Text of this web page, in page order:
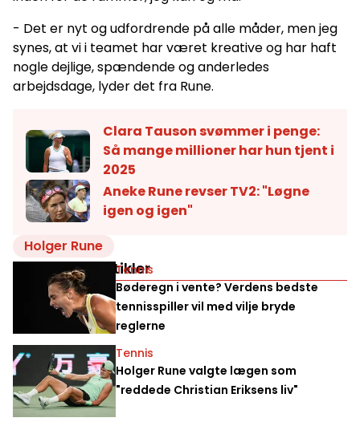
- Det er nyt og udfordrende på alle måder, men jeg
synes, at vi i teamet har været kreative og har haft
nogle dejlige, spændende og anderledes
arbejdsdage, lyder det fra Rune.
Clara Tauson svømmer i penge:
Så mange millioner har hun tjent i
2025
Aneke Rune revser TV2: "Løgne
igen og igen"
Holger Rune
Relaterede artikler
Tennis
Bøderegn i vente? Verdens bedste
tennisspiller vil med vilje bryde
reglerne
Tennis
Holger Rune valgte lægen som
"reddede Christian Eriksens liv"